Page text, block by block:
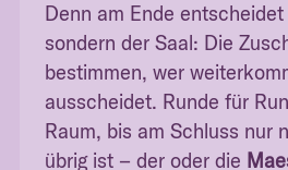
Denn am Ende
sondern der Saal: Die
bestimmen, wer
ausscheidet. Runde für
Raum, bis am Schluss nur
übrig ist – der oder die